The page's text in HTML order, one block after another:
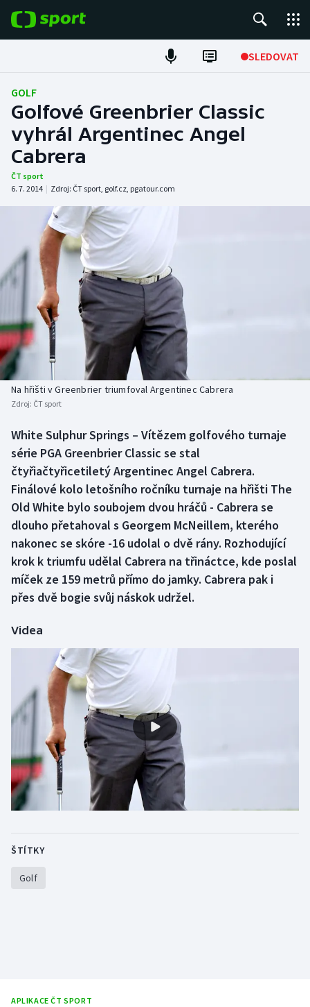
SLEDOVAT
Fotbal
Hokej
Tenis
Atletika
Cyklistika
DALŠÍ SPORTY
Americký fotbal
Baseball a softbal
Basketbal
Biatlon
Box
Curling
Dostihy
Florbal
Futsal
Gymnastika
Házená
Jezdectví
Judo
Krasobruslení
Lyže a snowboard
NEPŘEHLÉDNĚTE
Soutěže
Historické návraty
Aplikace ČT sport
GOLF
Golfové Greenbrier Classic
vyhrál Argentinec Angel
Cabrera
ČT sport
6. 7. 2014 | Zdroj: ČT sport, golf.cz, pgatour.com
Na hřišti v Greenbrier triumfoval Argentinec Cabrera
Zdroj: ČT sport
White Sulphur Springs – Vítězem golfového turnaje
série PGA Greenbrier Classic se stal
čtyřiačtyřicetiletý Argentinec Angel Cabrera.
Finálové kolo letošního ročníku turnaje na hřišti The
Old White bylo soubojem dvou hráčů - Cabrera se
dlouho přetahoval s Georgem McNeillem, kterého
nakonec se skóre -16 udolal o dvě rány. Rozhodující
krok k triumfu udělal Cabrera na třináctce, kde poslal
míček ze 159 metrů přímo do jamky. Cabrera pak i
přes dvě bogie svůj náskok udržel.
Videa
ŠTÍTKY
Golf
APLIKACE ČT SPORT